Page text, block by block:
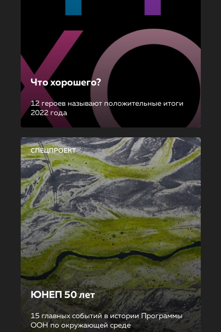
Что хорошего?
12 героев называют положительные итоги
2022 года
СПЕЦПРОЕКТ
ЮНЕП 50 лет
15 главных событий в истории Программы
ООН по окружающей среде